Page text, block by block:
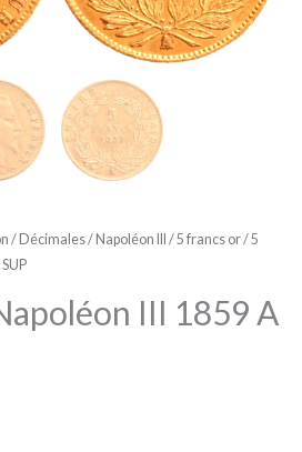
/ Décimales/ Napoléon III /5 francs or/ 5
III 1859 A